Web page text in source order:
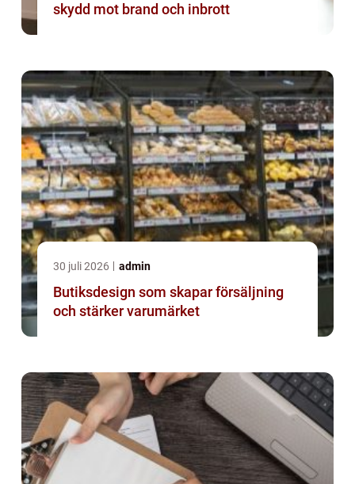
skydd mot brand och inbrott
30 juli 2026 admin
Butiksdesign som skapar försäljning
och stärker varumärket